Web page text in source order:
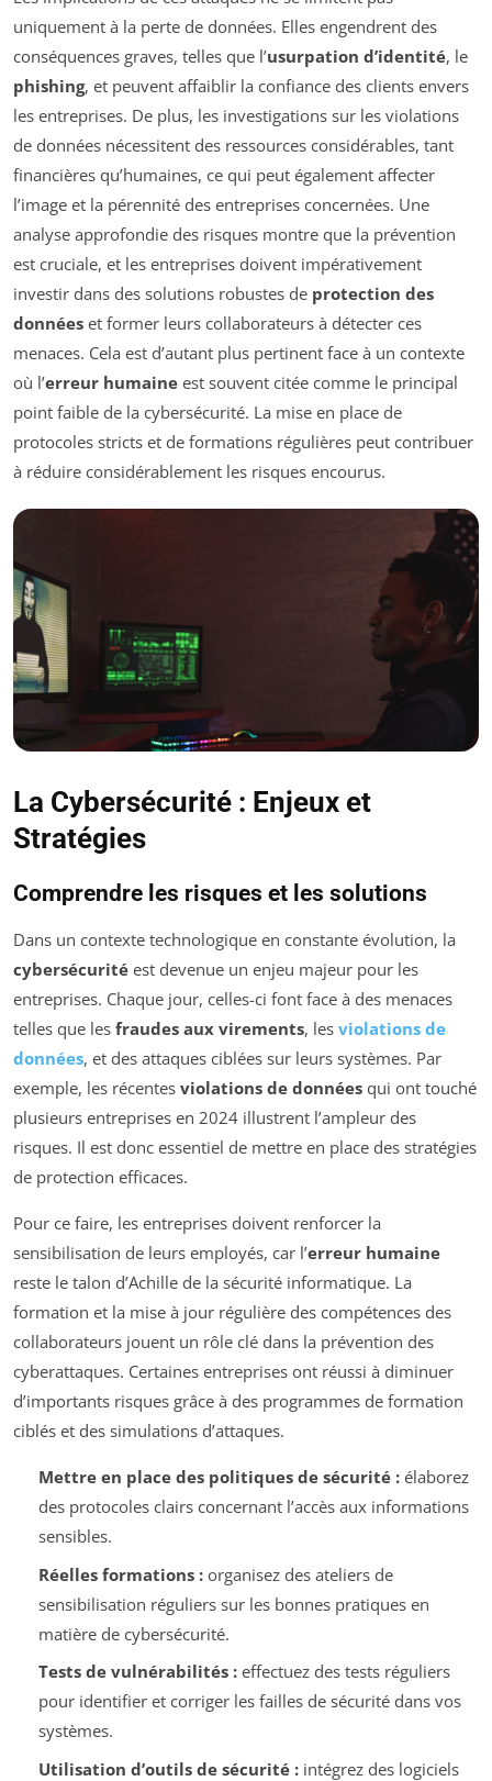
uniquement à la perte de données. Elles engendrent des
conséquences graves, telles que l’usurpation d’identité, le
phishing, et peuvent affaiblir la confiance des clients envers
les entreprises. De plus, les investigations sur les violations
de données nécessitent des ressources considérables, tant
financières qu’humaines, ce qui peut également affecter
l’image et la pérennité des entreprises concernées. Une
analyse approfondie des risques montre que la prévention
est cruciale, et les entreprises doivent impérativement
investir dans des solutions robustes de protection des
données et former leurs collaborateurs à détecter ces
menaces. Cela est d’autant plus pertinent face à un contexte
où l’erreur humaine est souvent citée comme le principal
point faible de la cybersécurité. La mise en place de
protocoles stricts et de formations régulières peut contribuer
à réduire considérablement les risques encourus.
La Cybersécurité : Enjeux et
Stratégies
Comprendre les risques et les solutions
Dans un contexte technologique en constante évolution, la
cybersécurité est devenue un enjeu majeur pour les
entreprises. Chaque jour, celles-ci font face à des menaces
telles que les fraudes aux virements, les violations de
données, et des attaques ciblées sur leurs systèmes. Par
exemple, les récentes violations de données qui ont touché
plusieurs entreprises en 2024 illustrent l’ampleur des
risques. Il est donc essentiel de mettre en place des stratégies
de protection efficaces.
Pour ce faire, les entreprises doivent renforcer la
sensibilisation de leurs employés, car l’erreur humaine
reste le talon d’Achille de la sécurité informatique. La
formation et la mise à jour régulière des compétences des
collaborateurs jouent un rôle clé dans la prévention des
cyberattaques. Certaines entreprises ont réussi à diminuer
d’importants risques grâce à des programmes de formation
ciblés et des simulations d’attaques.
Mettre en place des politiques de sécurité :élaborez
des protocoles clairs concernant l’accès aux informations
sensibles.
Réelles formations :organisez des ateliers de
sensibilisation réguliers sur les bonnes pratiques en
matière de cybersécurité.
Tests de vulnérabilités :effectuez des tests réguliers
pour identifier et corriger les failles de sécurité dans vos
systèmes.
Utilisation d’outils de sécurité :intégrez des logiciels